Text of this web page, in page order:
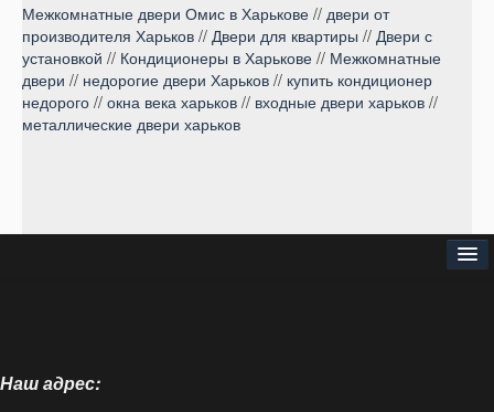
Межкомнатные двери Омис в Харькове // двери от
производителя Харьков // Двери для квартиры // Двери с
установкой // Кондиционеры в Харькове // Межкомнатные
двери // недорогие двери Харьков // купить кондиционер
недорого // окна века харьков // входные двери харьков //
металлические двери харьков
Доставка и оплата
Наш адрес: